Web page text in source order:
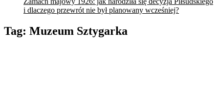
i dlaczego przewrót nie był planowany wcześniej?
Tag: Muzeum Sztygarka